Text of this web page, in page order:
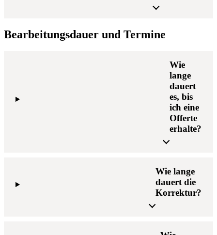
Bearbeitungsdauer und Termine
Wie
lange
dauert
es, bis
ich eine
Offerte
erhalte?
Wie lange
dauert die
Korrektur?